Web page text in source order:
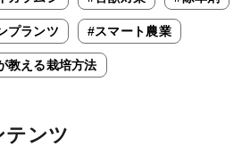
プランツ #スマート農業
教える栽培方法
テンツ